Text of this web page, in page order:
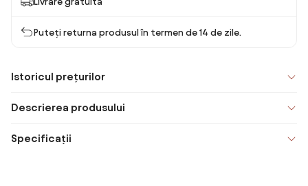
Puteți returna produsul în termen de 14 de zile.
Istoricul prețurilor
Descrierea produsului
Specificații